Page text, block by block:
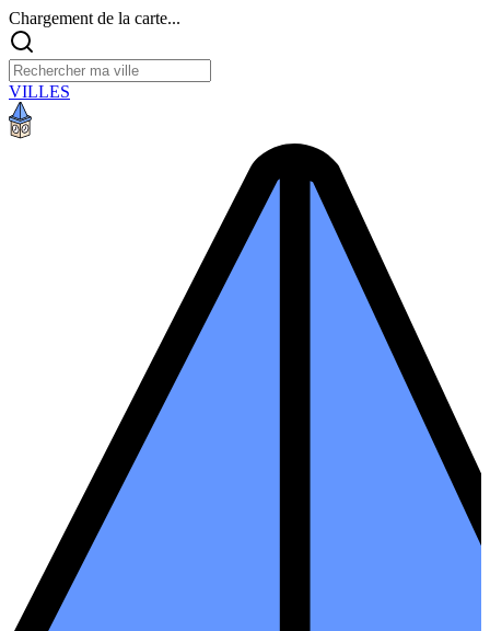
Chargement de la carte...
VILLES